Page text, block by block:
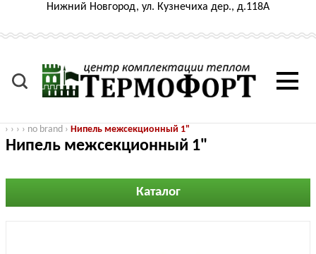
Нижний Новгород, ул. Кузнечиха дер., д.118А
› › › › no brand › Нипель межсекционный 1"
Нипель межсекционный 1"
Каталог